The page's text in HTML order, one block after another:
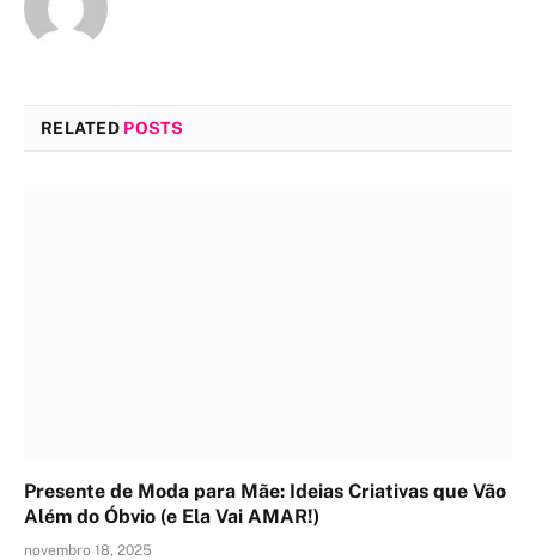
RELATED POSTS
Presente de Moda para Mãe: Ideias Criativas que Vão
Além do Óbvio (e Ela Vai AMAR!)
novembro 18, 2025